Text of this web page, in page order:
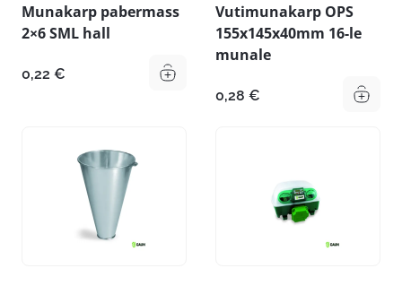
Munakarp pabermass
2×6 SML hall
0,22 €
Vutimunakarp OPS
155x145x40mm 16-le
munale
0,28 €